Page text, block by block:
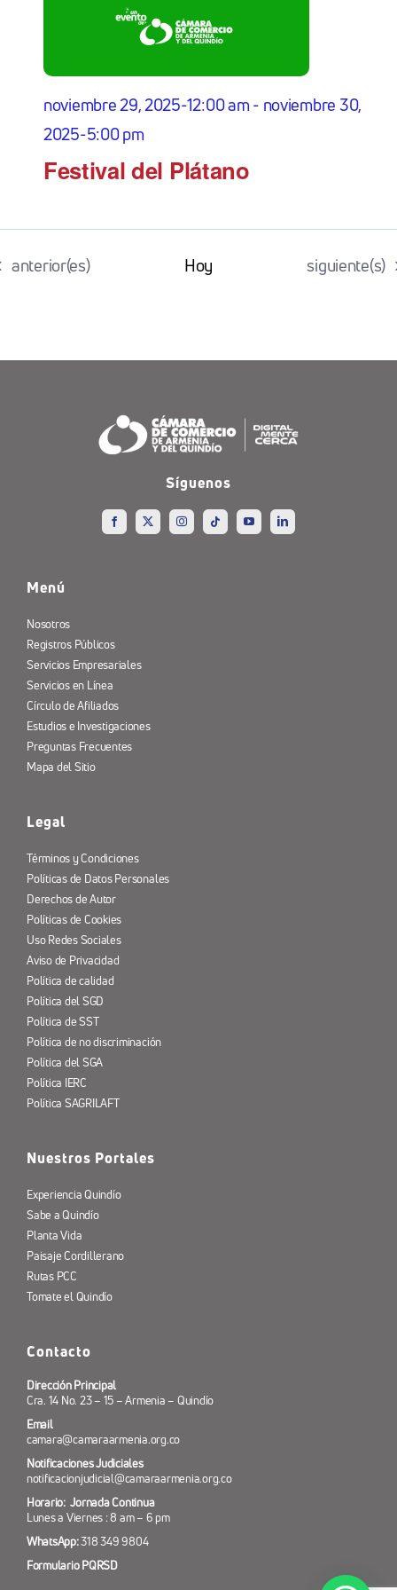
Festival del Plátano
noviembre 29, 2025-12:00 am- noviembre 30,
2025-5:00 pm
Eventos
anterior(es) Hoy Eventos
siguiente(s)
Síguenos
Menú
Nosotros
Registros Públicos
Servicios Empresariales
Servicios en Línea
Círculo de Afiliados
Estudios e Investigaciones
Preguntas Frecuentes
Mapa del Sitio
Legal
Términos y Condiciones
Políticas de Datos Personales
Derechos de Autor
Políticas de Cookies
Uso Redes Sociales
Aviso de Privacidad
Política de calidad
Política del SGD
Política de SST
Política de no discriminación
Política del SGA
Política IERC
Política SAGRILAFT
Nuestros Portales
Experiencia Quindío
Sabe a Quindío
Planta Vida
Paisaje Cordillerano
Rutas PCC
Tomate el Quindío
Contacto
Dirección Principal
Cra. 14 No. 23 – 15 – Armenia – Quindío
Email
camara@camaraarmenia.org.co
Notificaciones Judiciales
notificacionjudicial@camaraarmenia.org.co
Horario: Jornada Continua
Lunes a Viernes : 8 am – 6 pm
WhatsApp:318 349 9804
Formulario PQRSD